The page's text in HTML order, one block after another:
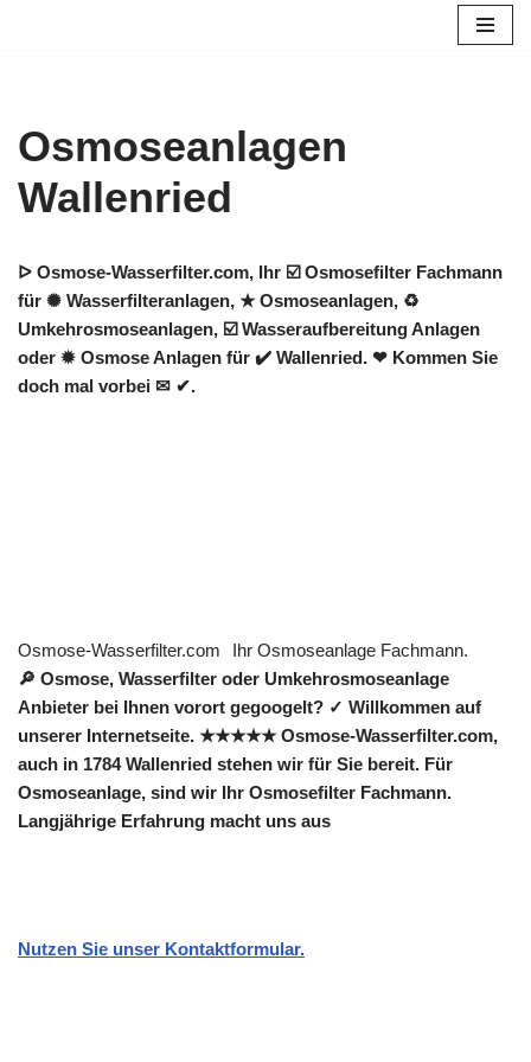
Osmoseanlagen
Wallenried
ᐅ Osmose-Wasserfilter.com, Ihr ☑️ Osmosefilter Fachmann
für ✺ Wasserfilteranlagen, ★ Osmoseanlagen, ♻
Umkehrosmoseanlagen, ☑️ Wasseraufbereitung Anlagen
oder ✹ Osmose Anlagen für ✔️ Wallenried. ❤ Kommen Sie
doch mal vorbei ✉ ✔.
Osmose-Wasserfilter.com
Ihr Osmoseanlage Fachmann.
🔎 Osmose, Wasserfilter oder Umkehrosmoseanlage
Anbieter bei Ihnen vorort gegoogelt? ✓ Willkommen auf
unserer Internetseite. ★★★★★ Osmose-Wasserfilter.com,
auch in 1784 Wallenried stehen wir für Sie bereit. Für
Osmoseanlage, sind wir Ihr Osmosefilter Fachmann.
Langjährige Erfahrung macht uns aus
Nutzen Sie unser Kontaktformular.